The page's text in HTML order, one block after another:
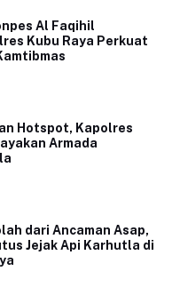
Al Faqihil
Kubu Raya Perkuat
Hotspot, Kapolres
Armada
dari Ancaman Asap,
Jejak Api Karhutla di